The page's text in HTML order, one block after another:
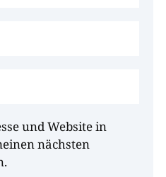
und Website in
nächsten